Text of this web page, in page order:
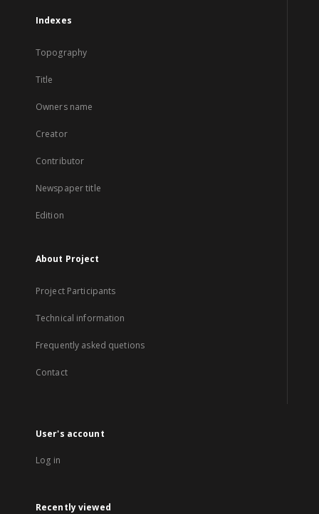
Indexes
Topography
Title
Owners name
Creator
Contributor
Newspaper title
Edition
About Project
Project Participants
Technical information
Frequently asked quetions
Contact
User's account
Log in
Recently viewed